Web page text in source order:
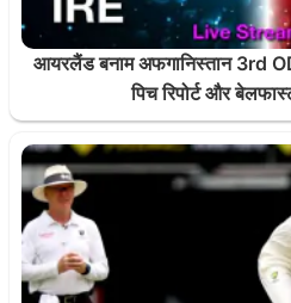
आयरलैंड बनाम अफगानिस्तान 3rd
पिच रिपोर्ट और